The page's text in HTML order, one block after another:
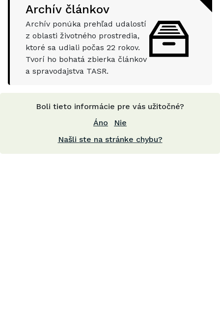
Archív článkov
Archív ponúka prehľad udalostí
z oblasti životného prostredia,
ktoré sa udiali počas 22 rokov.
Tvorí ho bohatá zbierka článkov
a spravodajstva TASR.
Boli tieto informácie pre vás užitočné?
Áno
Nie
Našli ste na stránke chybu?